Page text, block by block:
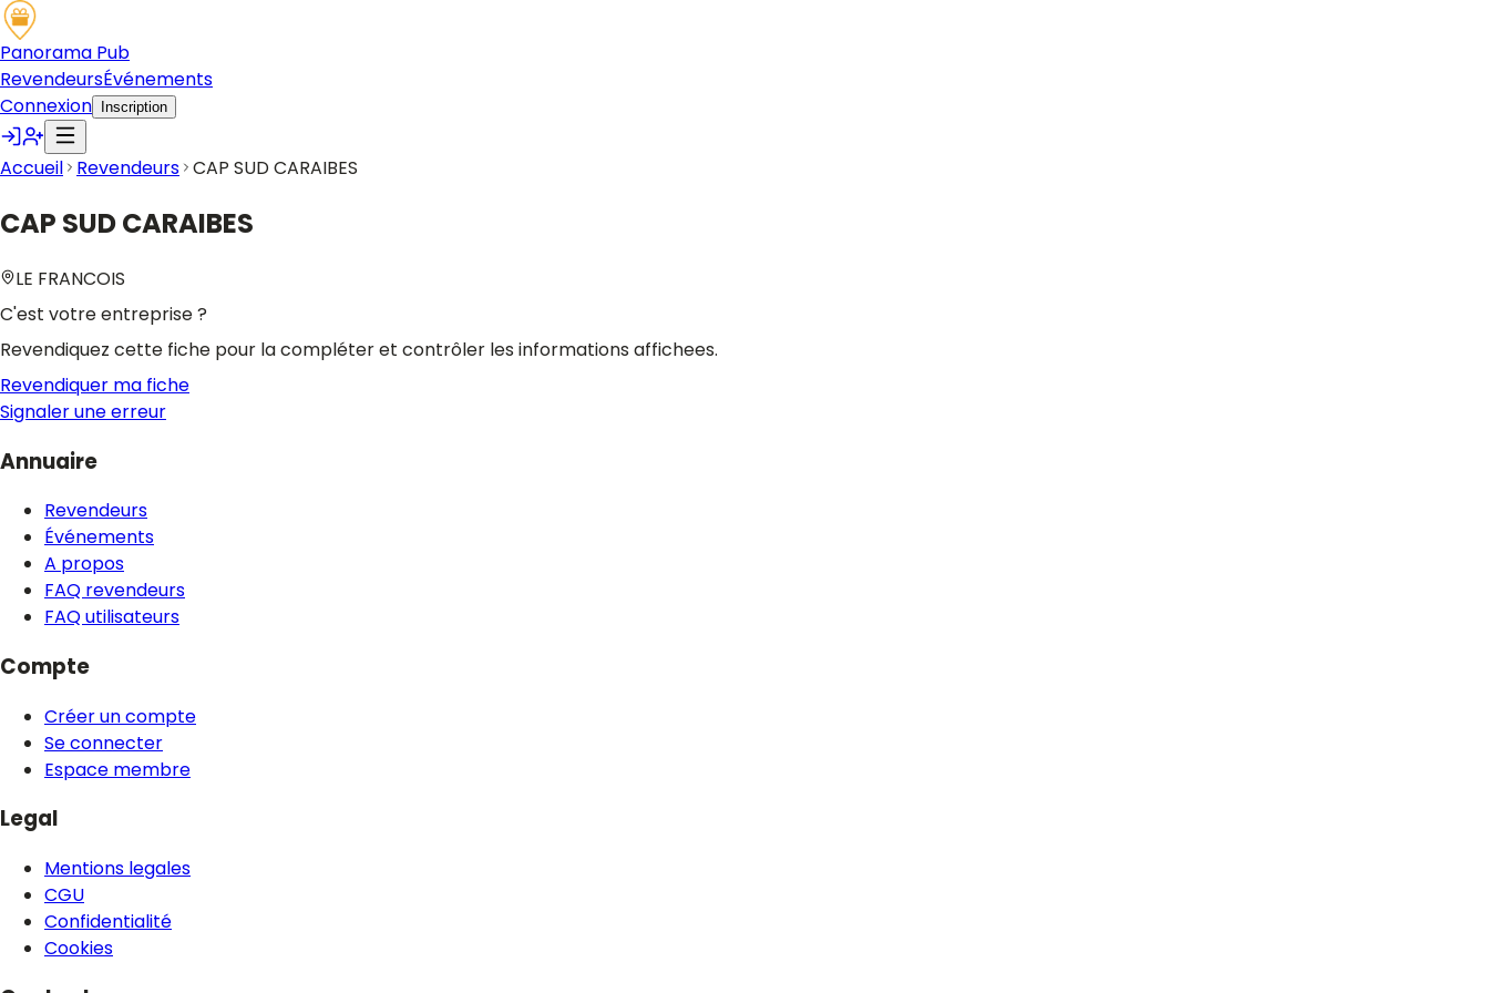
Panorama Pub
RevendeursÉvénements
Connexion
Inscription
Accueil Revendeurs CAP SUD CARAIBES
CAP SUD CARAIBES
LE FRANCOIS
C'est votre entreprise ?
Revendiquez cette fiche pour la compléter et contrôler les informations affichees.
Revendiquer ma fiche
Signaler une erreur
Annuaire
Revendeurs
Événements
A propos
FAQ revendeurs
FAQ utilisateurs
Compte
Créer un compte
Se connecter
Espace membre
Legal
Mentions legales
CGU
Confidentialité
Cookies